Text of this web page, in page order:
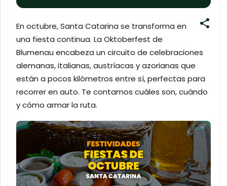
En octubre, Santa Catarina se transforma en
una fiesta continua. La Oktoberfest de
Blumenau encabeza un circuito de celebraciones
alemanas, italianas, austríacas y azorianas que
están a pocos kilómetros entre sí, perfectas para
recorrer en auto. Te contamos cuáles son, cuándo
y cómo armar la ruta.